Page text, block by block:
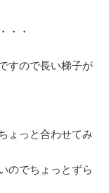
・・
すので長い梯子が
ょっと合わせてみ
のでちょっとずら